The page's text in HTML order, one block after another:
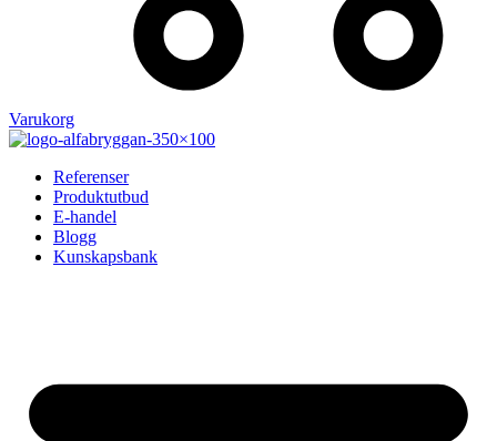
Varukorg
Referenser
Produktutbud
E-handel
Blogg
Kunskapsbank